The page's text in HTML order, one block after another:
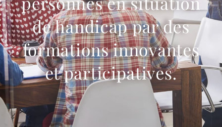
de handicap par des
formations innovantes
et participatives.